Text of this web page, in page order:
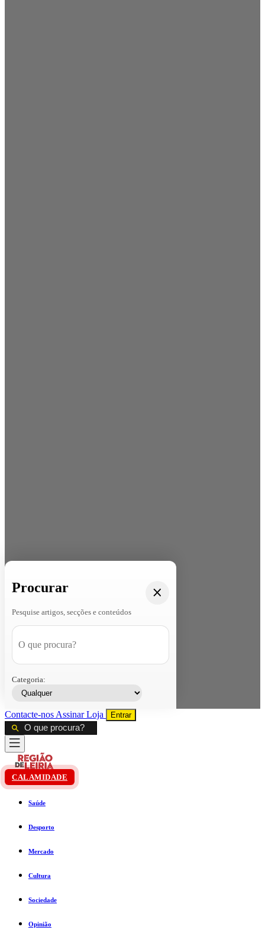
Procurar
Pesquise artigos, secções e conteúdos
Categoria:
Contacte-nos AssinarLoja Entrar
CALAMIDADE
Saúde
Desporto
Mercado
Cultura
Sociedade
Opinião